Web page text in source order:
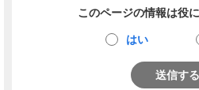
このページの情報は役
はい
送信する